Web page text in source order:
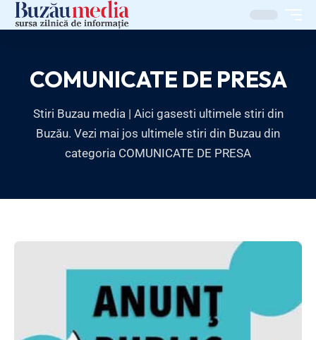
COMUNICATE DE PRESA
Stiri Buzau media | Aici gasesti ultimele stiri din
Buzău. Vezi mai jos ultimele stiri din Buzau din
categoria COMUNICATE DE PRESA